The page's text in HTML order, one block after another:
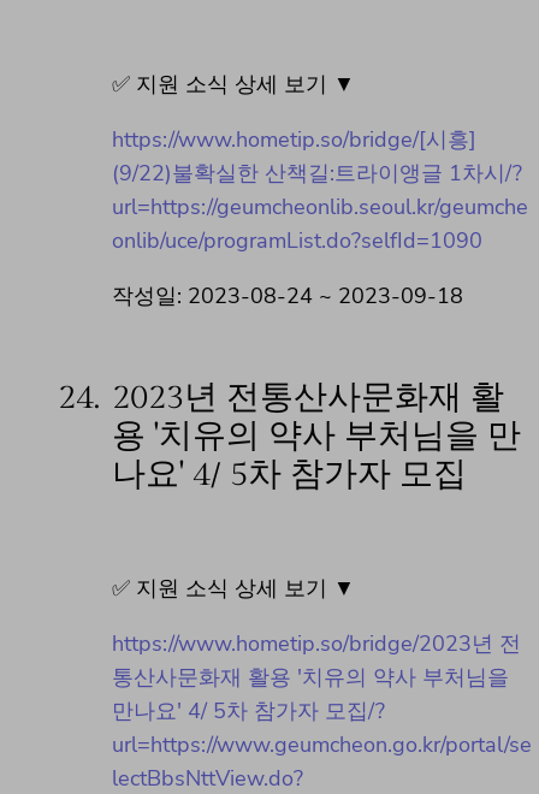
✅ 지원 소식 상세 보기 ▼
https://www.hometip.so/bridge/[시흥]
(9/22)불확실한 산책길:트라이앵글 1차시/?
url=https://geumcheonlib.seoul.kr/geumche
onlib/uce/programList.do?selfId=1090
작성일: 2023-08-24 ~ 2023-09-18
24. 2023년 전통산사문화재 활
용 '치유의 약사 부처님을 만
나요' 4/ 5차 참가자 모집
✅ 지원 소식 상세 보기 ▼
https://www.hometip.so/bridge/2023년 전
통산사문화재 활용 '치유의 약사 부처님을
만나요' 4/ 5차 참가자 모집/?
url=https://www.geumcheon.go.kr/portal/se
lectBbsNttView.do?